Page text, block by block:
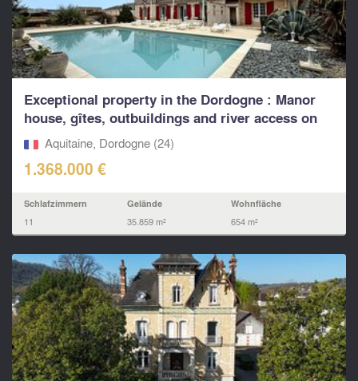
Exceptional property in the Dordogne : Manor
house, gîtes, outbuildings and river access on
3,5...Aquitaine, Dordogne (24)
1.368.000 €
Schlafzimmern
11
Gelände
35.859 m²
Wohnfläche
654 m²